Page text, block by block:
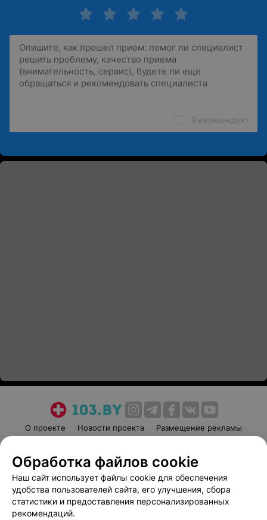
Рекомендую
О проекте Новости проекта
Размещение рекламы
Пользовательское соглашение
Способы оплаты
Вакансии
Партнеры
Написать руководителю 103.by
Обработка файлов cookie
Наш сайт использует файлы cookie для обеспечения
удобства пользователей сайта, его улучшения, сбора
статистики и предоставления персонализированных
рекомендаций.